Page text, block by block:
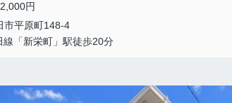
円
市平原町148-4
線「新栄町」駅徒歩20分